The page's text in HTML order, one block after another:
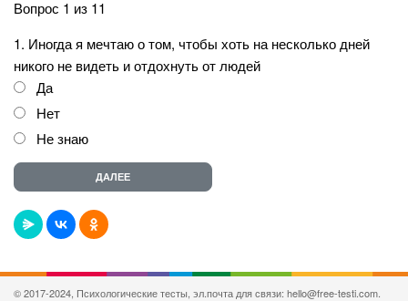
Вопрос 1 из 11
1. Иногда я мечтаю о том, чтобы хоть на несколько дней
никого не видеть и отдохнуть от людей
Да
Нет
Не знаю
© 2017-2024, Психологические тесты, эл.почта для связи: hello@free-testi.com.